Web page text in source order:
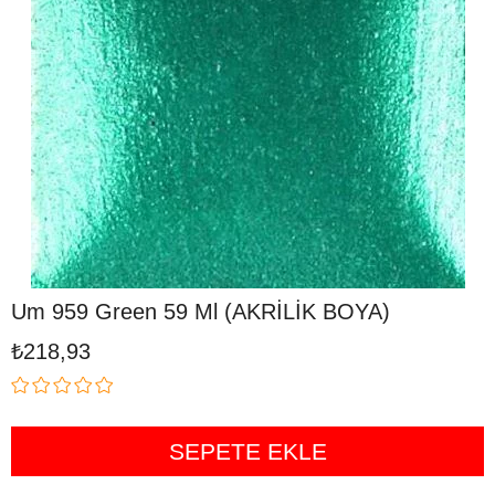
Um 959 Green 59 Ml (AKRİLİK BOYA)
₺218,93